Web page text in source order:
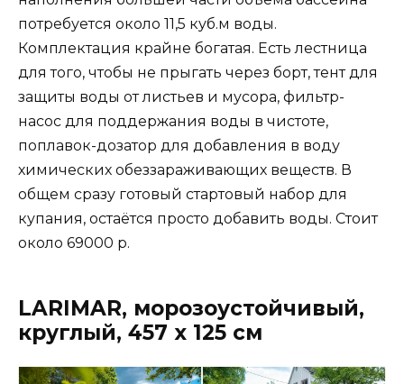
потребуется около 11,5 куб.м воды.
Комплектация крайне богатая. Есть лестница
для того, чтобы не прыгать через борт, тент для
защиты воды от листьев и мусора, фильтр-
насос для поддержания воды в чистоте,
поплавок-дозатор для добавления в воду
химических обеззараживающих веществ. В
общем сразу готовый стартовый набор для
купания, остаётся просто добавить воды. Стоит
около 69000 р.
LARIMAR, морозоустойчивый,
круглый, 457 х 125 см